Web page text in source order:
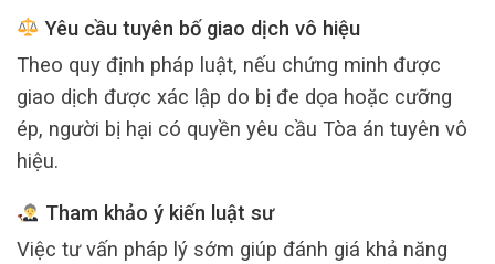
Yêu cầu tuyên bố giao dịch vô hiệu
Theo quy định pháp luật, nếu chứng minh được
giao dịch được xác lập do bị đe dọa hoặc cưỡng
ép, người bị hại có quyền yêu cầu Tòa án tuyên vô
hiệu.
Tham khảo ý kiến luật sư
Việc tư vấn pháp lý sớm giúp đánh giá khả năng